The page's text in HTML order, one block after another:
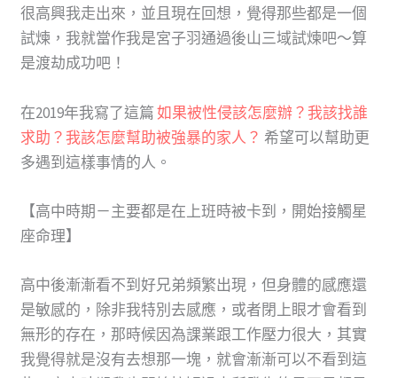
很高興我走出來，並且現在回想，覺得那些都是一個
試煉，我就當作我是宮子羽通過後山三域試煉吧～算
是渡劫成功吧！
在2019年我寫了這篇如果被性侵該怎麼辦？我該找誰
求助？我該怎麼幫助被強暴的家人？ 希望可以幫助更
多遇到這樣事情的人。
【高中時期－主要都是在上班時被卡到，開始接觸星
座命理】
高中後漸漸看不到好兄弟頻繁出現，但身體的感應還
是敏感的，除非我特別去感應，或者閉上眼才會看到
無形的存在，那時候因為課業跟工作壓力很大，其實
我覺得就是沒有去想那一塊，就會漸漸可以不看到這